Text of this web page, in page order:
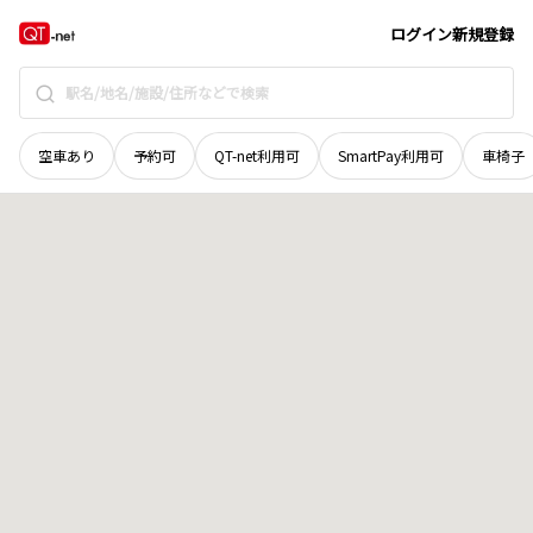
ログイン新規登録
空車あり 予約可 QT-net利用可 SmartPay利用可 車椅子
岡山県